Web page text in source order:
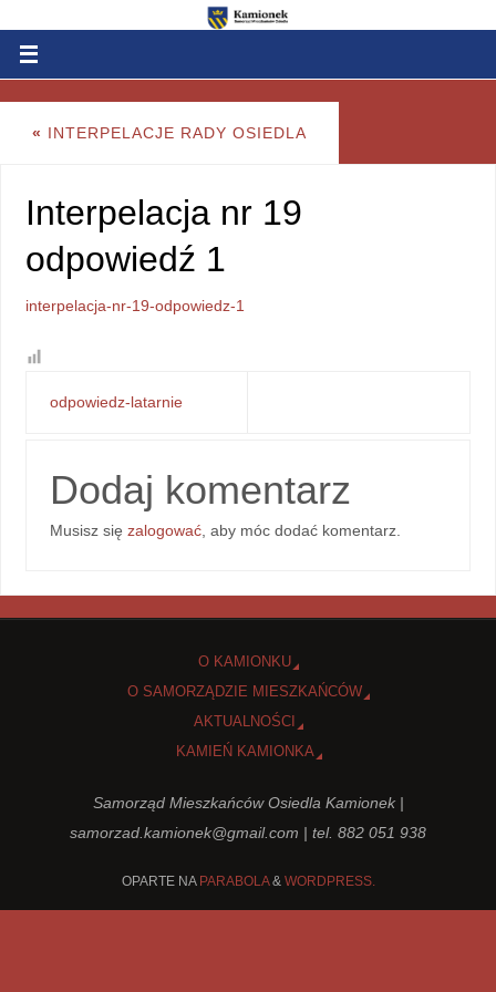
« INTERPELACJE RADY OSIEDLA
Interpelacja nr 19
odpowiedź 1
interpelacja-nr-19-odpowiedz-1
odpowiedz-latarnie
Dodaj komentarz
Musisz sięzalogować , aby móc dodać komentarz.
O KAMIONKU
O SAMORZĄDZIE MIESZKAŃCÓW
AKTUALNOŚCI
KAMIEŃ KAMIONKA
Samorząd Mieszkańców Osiedla Kamionek |
samorzad.kamionek@gmail.com | tel. 882 051 938
OPARTE NA PARABOLA& WORDPRESS.